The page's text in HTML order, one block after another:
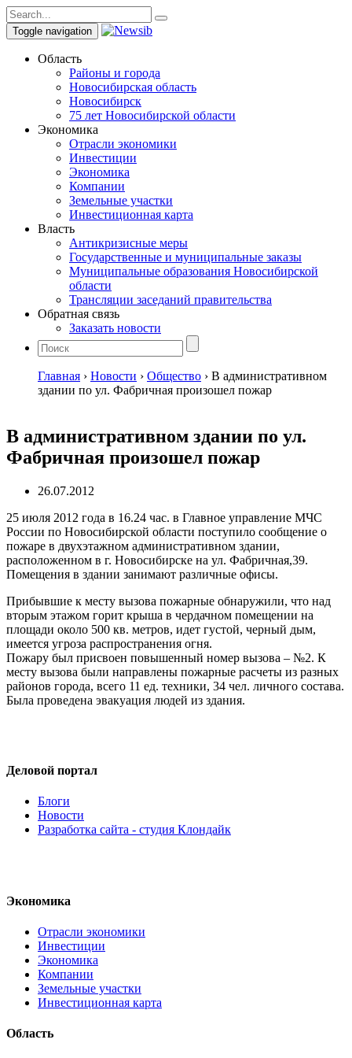
Toggle navigation
Область
Районы и города
Новосибирская область
Новосибирск
75 лет Новосибирской области
Экономика
Отрасли экономики
Инвестиции
Экономика
Компании
Земельные участки
Инвестиционная карта
Власть
Антикризисные меры
Государственные и муниципальные заказы
Муниципальные образования Новосибирской
области
Трансляции заседаний правительства
Обратная связь
Заказать новости
Главная › Новости › Общество › В административном
здании по ул. Фабричная произошел пожар
В административном здании по ул.
Фабричная произошел пожар
26.07.2012
25 июля 2012 года в 16.24 час. в Главное управление МЧС
России по Новосибирской области поступило сообщение о
пожаре в двухэтажном административном здании,
расположенном в г. Новосибирске на ул. Фабричная,39.
Помещения в здании занимают различные офисы.
Прибывшие к месту вызова пожарные обнаружили, что над
вторым этажом горит крыша в чердачном помещении на
площади около 500 кв. метров, идет густой, черный дым,
имеется угроза распространения огня.
Пожару был присвоен повышенный номер вызова – №2. К
месту вызова были направлены пожарные расчеты из разных
районов города, всего 11 ед. техники, 34 чел. личного состава.
Была проведена эвакуация людей из здания.
Деловой портал
Блоги
Новости
Разработка сайта - студия Клондайк
Экономика
Отрасли экономики
Инвестиции
Экономика
Компании
Земельные участки
Инвестиционная карта
Область